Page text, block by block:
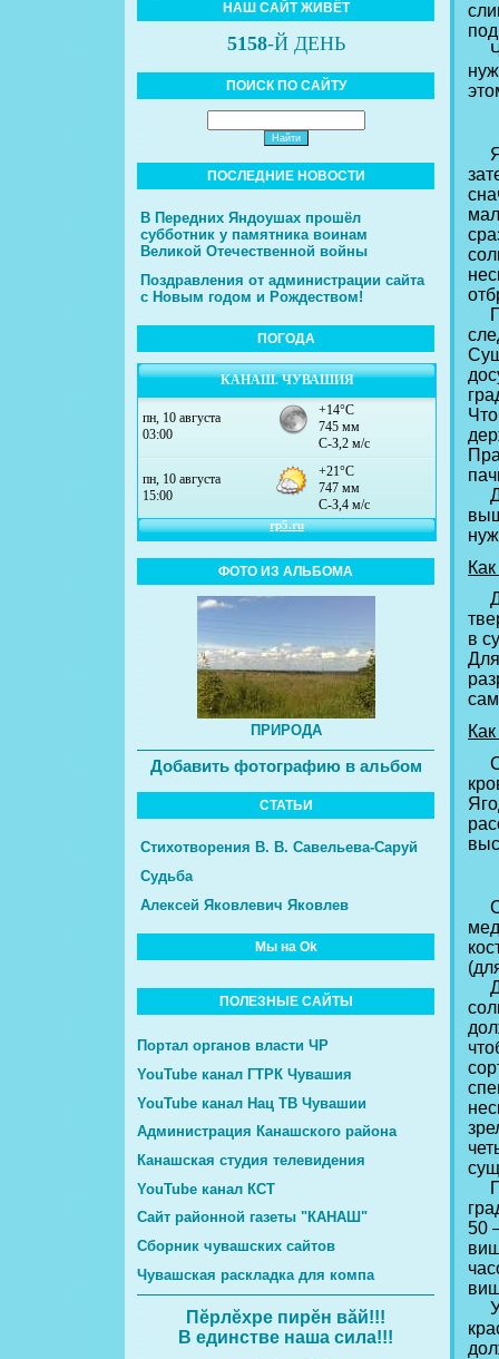
НАШ САЙТ ЖИВЁТ
5158-Й ДЕНЬ
ПОИСК ПО САЙТУ
ПОСЛЕДНИЕ НОВОСТИ
В Передних Яндоушах прошёл
субботник у памятника воинам
Великой Отечественной войны
Поздравления от администрации сайта
с Новым годом и Рождеством!
ПОГОДА
КАНАШ. ЧУВАШИЯ
ФОТО ИЗ АЛЬБОМА
ПРИРОДА
Добавить фотографию в альбом
СТАТЬИ
Стихотворения В. В. Савельева-Саруй
Судьба
Алексей Яковлевич Яковлев
Мы на Ok
ПОЛЕЗНЫЕ САЙТЫ
Портал органов власти ЧР
YouTube канал ГТРК Чувашия
YouTube канал Нац ТВ Чувашии
Администрация Канашского района
Канашская студия телевидения
YouTube канал КСТ
Сайт районной газеты "КАНАШ"
Сборник чувашских сайтов
Чувашская раскладка для компа
Пĕрлĕхре пирĕн вăй!!!
В единстве наша сила!!!
в
С
50
У